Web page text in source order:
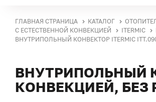
ГЛАВНАЯ СТРАНИЦА КАТАЛОГ
С ЕСТЕСТВЕННОЙ КОНВЕКЦИЕЙ
ITERMIC
ВНУТРИПОЛЬНЫЙ КОНВЕКТОР ITERMIC
ВНУТРИПОЛЬНЫЙ
КОНВЕКЦИЕЙ, БЕЗ